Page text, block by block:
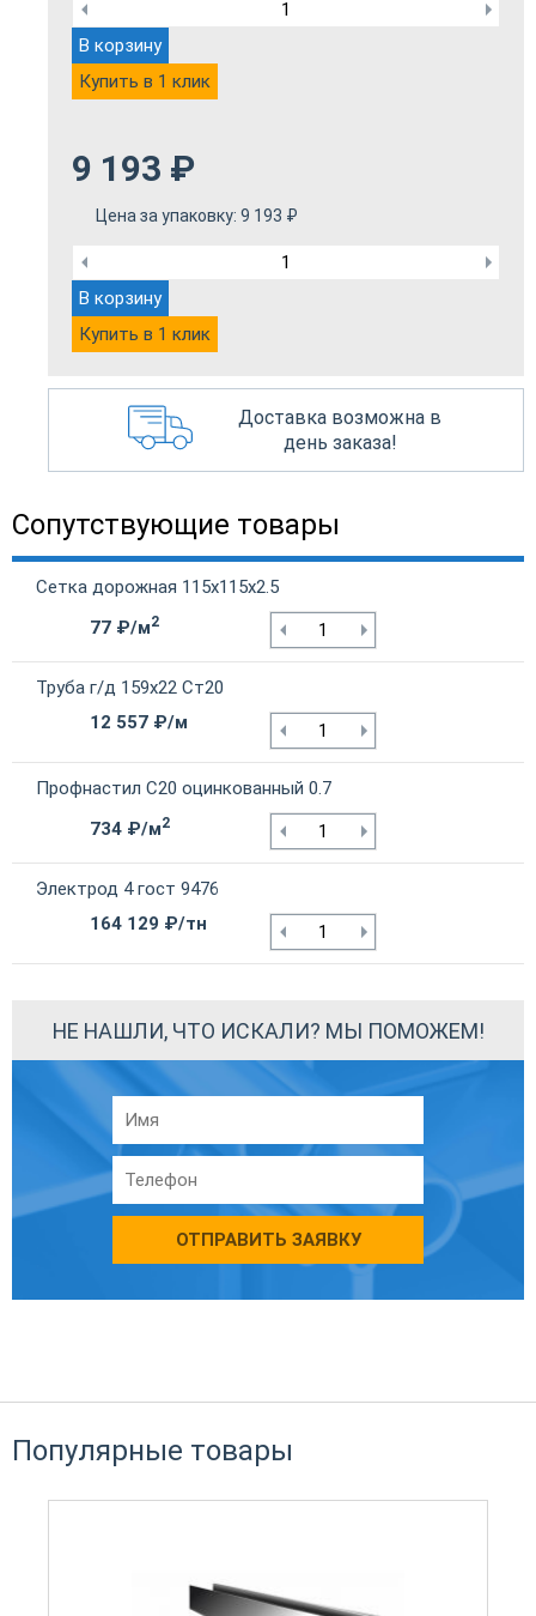
В корзину
Купить в 1 клик
9 193 ₽
Цена за упаковку: 9 193 ₽
В корзину
Купить в 1 клик
Доставка возможна в
день заказа!
Сопутствующие товары
Сетка дорожная 115х115х2.5
77 ₽/м2
Труба г/д 159х22 Ст20
12 557 ₽/м
Профнастил С20 оцинкованный 0.7
734 ₽/м2
Электрод 4 гост 9476
164 129 ₽/тн
НЕ НАШЛИ, ЧТО ИСКАЛИ? МЫ ПОМОЖЕМ!
ОТПРАВИТЬ ЗАЯВКУ
Популярные товары